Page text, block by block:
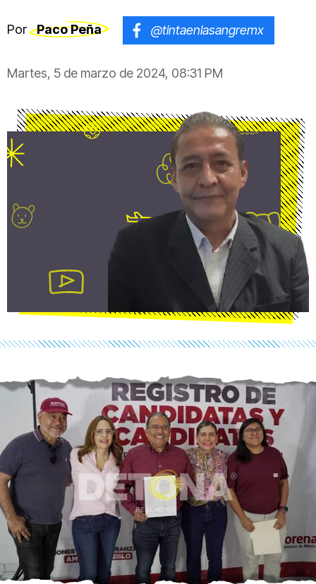
Por Paco Peña @tintaenlasangremx
Martes, 5 de marzo de 2024, 08:31 PM